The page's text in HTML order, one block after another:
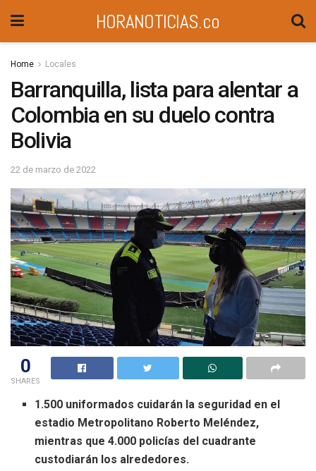
HORANOTICIAS.co
Home Locales
Barranquilla, lista para alentar a
Colombia en su duelo contra
Bolivia
22 de marzo de 2022
0
SHARES
1.500 uniformados cuidarán la seguridad en el
estadio Metropolitano Roberto Meléndez,
mientras que 4.000 policías del cuadrante
custodiarán los alrededores.